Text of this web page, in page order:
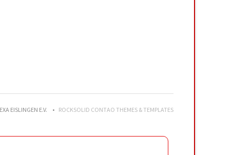
EISLINGEN E.V. ROCKSOLID CONTAO THEMES & TEMPLATES